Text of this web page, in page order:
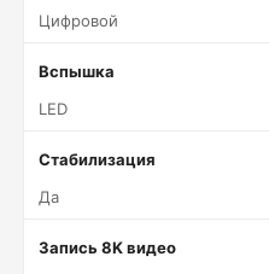
Цифровой
Вспышка
LED
Стабилизация
Да
Запись 8K видео